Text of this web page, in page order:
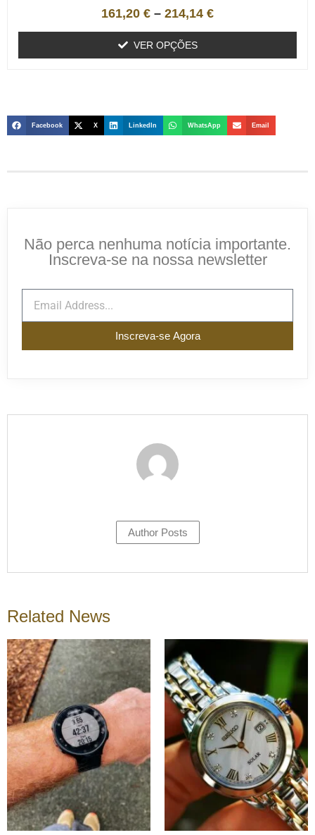
161,20 € – 214,14 €
VER OPÇÕES
Facebook X LinkedIn WhatsApp Email
Não perca nenhuma notícia importante.
Inscreva-se na nossa newsletter
Inscreva-se Agora
Author Posts
Related News